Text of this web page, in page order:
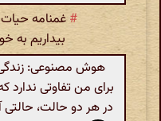
# غمنامه
بیداریم به
هوش مصنوعی:
برای من تفاوتی ندارد
در هر دو حالت، حالتی